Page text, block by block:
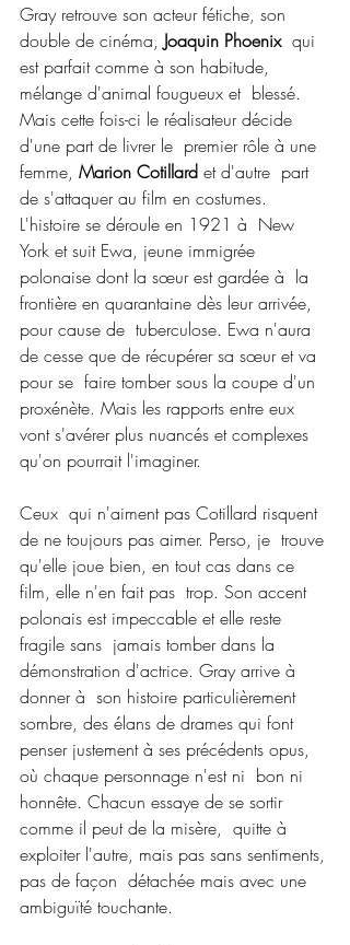
Gray retrouve son acteur fétiche, son
double de cinéma, Joaquin Phoenix
  qui
est parfait comme à son habitude,
mélange d'animal fougueux et  blessé.
Mais cette fois-ci le réalisateur décide
d'une part de livrer le  premier rôle à une
femme, Marion Cotillard et d'autre  part
de s'attaquer au film en costumes.
L'histoire se déroule en 1921 à  New
York et suit Ewa, jeune immigrée
polonaise dont la sœur est gardée à  la
frontière en quarantaine dès leur arrivée,
pour cause de  tuberculose. Ewa n'aura
de cesse que de récupérer sa sœur et va
pour se  faire tomber sous la coupe d'un
proxénète. Mais les rapports entre eux
vont s'avérer plus nuancés et complexes
qu'on pourrait l'imaginer.
Ceux  qui n'aiment pas Cotillard risquent
de ne toujours pas aimer. Perso, je  trouve
qu'elle joue bien, en tout cas dans ce
film, elle n'en fait pas  trop. Son accent
polonais est impeccable et elle reste
fragile sans  jamais tomber dans la
démonstration d'actrice. Gray arrive à
donner à  son histoire particulièrement
sombre, des élans de drames qui font
penser justement à ses précédents opus,
où chaque personnage n'est ni  bon ni
honnête. Chacun essaye de se sortir
comme il peut de la misère,  quitte à
exploiter l'autre, mais pas sans sentiments,
pas de façon  détachée mais avec une
ambiguïté touchante.